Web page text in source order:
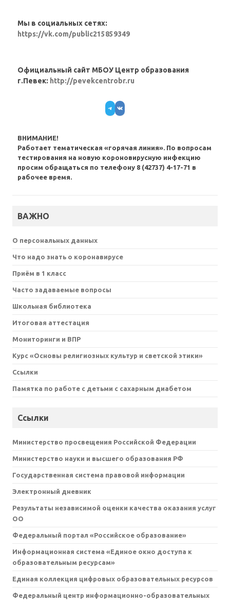
Мы в социальных сетях:
https://vk.com/public215859349
Официальный сайт МБОУ Центр образования
г.Певек: http://pevekcentrobr.ru
Telegram
VK
ВНИМАНИЕ!
Работает тематическая «горячая линия». По вопросам
тестирования на новую короновирусную инфекцию
просим обращаться по телефону 8 (42737) 4-17-71 в
рабочее время.
ВАЖНО
О персональных данных
Что надо знать о коронавирусе
Приём в 1 класс
Часто задаваемые вопросы
Школьная библиотека
Итоговая аттестация
Мониторинги и ВПР
Курс «Основы религиозных культур и светской этики»
Ссылки
Памятка по работе с детьми с сахарным диабетом
Ссылки
Министерство просвещения Российской Федерации
Министерство науки и высшего образования РФ
Государственная система правовой информации
Электронный дневник
Результаты независимой оценки качества оказания услуг
ОО
Федеральный портал «Российское образование»
Информационная система «Единое окно доступа к
образовательным ресурсам»
Единая коллекция цифровых образовательных ресурсов
Федеральный центр информационно-образовательных